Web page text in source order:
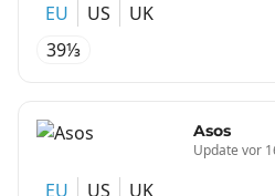
EU US
UK
39⅓
Asos
Update vor
EU US
UK